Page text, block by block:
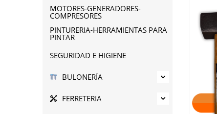
MOTORES-GENERADORES-
COMPRESORES
PINTURERIA-HERRAMIENTAS PARA
PINTAR
SEGURIDAD E HIGIENE
BULONERÍA
FERRETERIA